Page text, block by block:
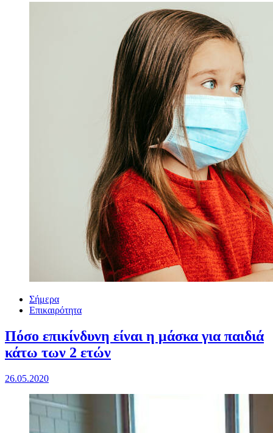
Σήμερα
Επικαιρότητα
Πόσο επικίνδυνη είναι η μάσκα για παιδιά
κάτω των 2 ετών
26.05.2020